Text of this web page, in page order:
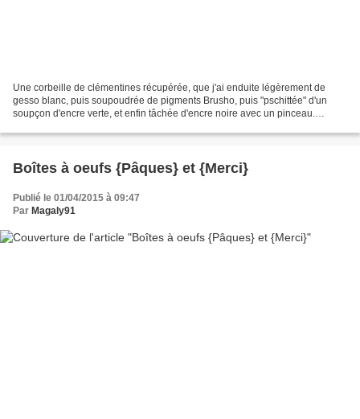
Une corbeille de clémentines récupérée, que j'ai enduite légèrement de
gesso blanc, puis soupoudrée de pigments Brusho, puis "pschittée" d'un
soupçon d'encre verte, et enfin tâchée d'encre noire avec un pinceau.
Boîtes à oeufs {Pâques} et {Merci}
Publié le 01/04/2015 à 09:47
Par Magaly91